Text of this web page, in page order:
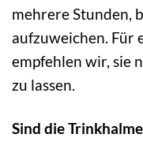
mehrere Stunden,
aufzuweichen. Für
empfehlen wir, sie
zu lassen.
Sind die